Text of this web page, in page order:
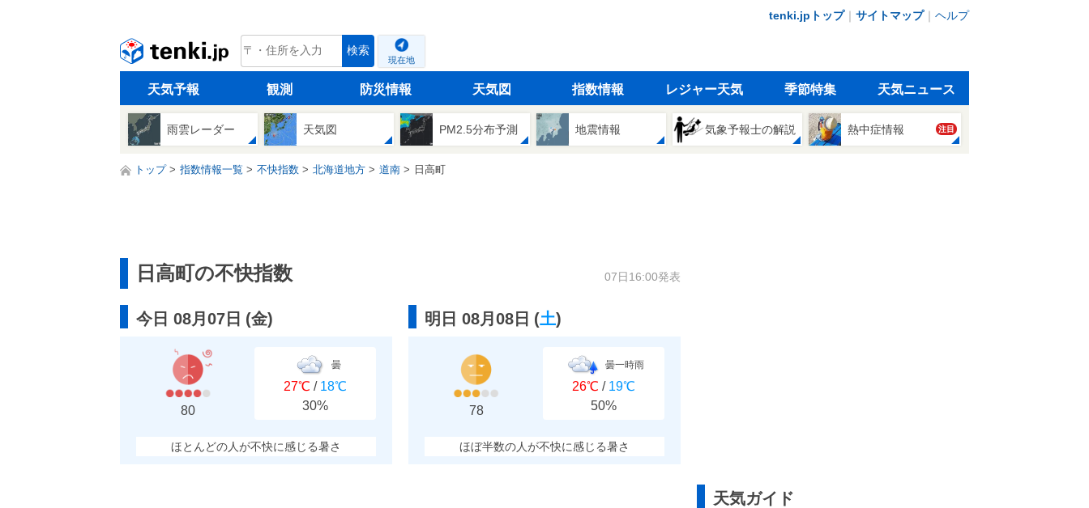
tenki.jpトップ｜ サイトマップ｜ ヘルプ
tenki.jp 検索
現在地
天気予報 観測 防災情報 天気図 指数情報 レジャー天気 季節特集 天気ニュース
雨雲レーダー 天気図 PM2.5分布予測 地震情報 気象予報士の解説 熱中症情報 注目
トップ 指数情報一覧 不快指数 北海道地方 道南 日高町
日高町の不快指数 07日16:00発表
今日 08月07日 (金)
80
曇
27℃ / 18℃
30%
ほとんどの人が不快に感じる暑さ
明日 08月08日 (土)
78
曇一時雨
26℃ / 19℃
50%
ほぼ半数の人が不快に感じる暑さ
天気ガイド